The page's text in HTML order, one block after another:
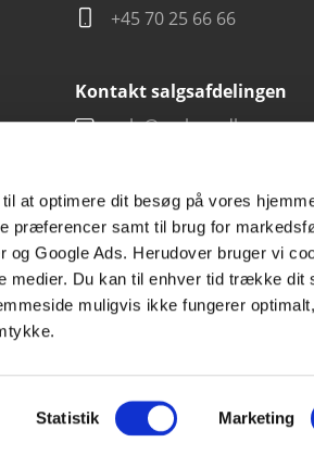
at optimere dit besøg på vores
præferencer samt til brug for
Google Ads. Herudover bruger vi
medier. Du kan til enhver tid trække dit
muligvis ikke fungerer
Statistik Marketing
+45 70 25 66 66
Kontakt salgsafdelingen
salg@carlsen.dk